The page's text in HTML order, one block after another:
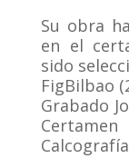
Su obra
en el
sido
FigBilbao
Grabado